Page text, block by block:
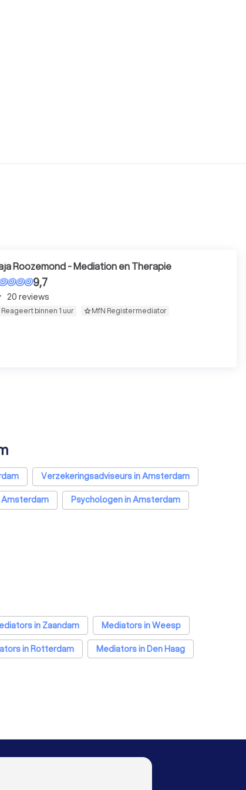
Roozemond - Mediation en Therapie
9,7
20 reviews
Reageert binnen 1 uur MfN Registermediator
Verzekeringsadviseurs in Amsterdam
Psychologen in Amsterdam
in Zaandam
Mediators in Weesp
in Rotterdam
Mediators in Den Haag